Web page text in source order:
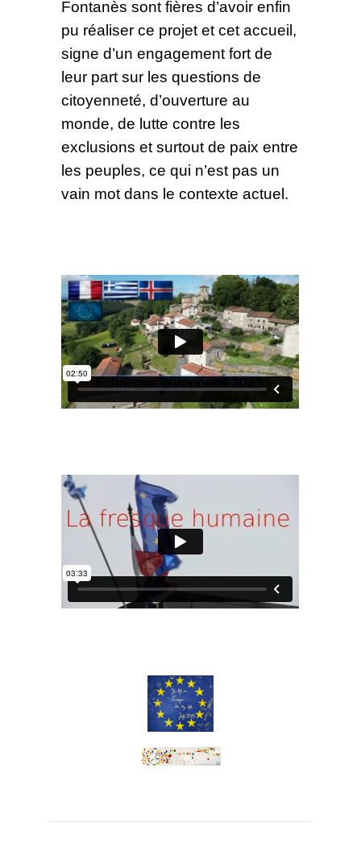
Fontanès sont fières d’avoir enfin
pu réaliser ce projet et cet accueil,
signe d’un engagement fort de
leur part sur les questions de
citoyenneté, d’ouverture au
monde, de lutte contre les
exclusions et surtout de paix entre
les peuples, ce qui n’est pas un
vain mot dans le contexte actuel.